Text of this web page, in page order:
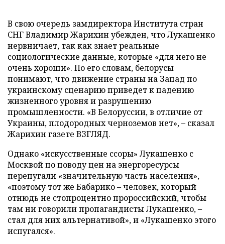
В свою очередь замдиректора Института стран
СНГ Владимир Жарихин убежден, что Лукашенко
нервничает, так как знает реальные
социологические данные, которые «для него не
очень хороши». По его словам, белорусы
понимают, что движение страны на Запад по
украинскому сценарию приведет к падению
жизненного уровня и разрушению
промышленности. «В Белоруссии, в отличие от
Украины, плодородных черноземов нет», – сказал
Жарихин газете ВЗГЛЯД.
Однако «искусственные ссоры» Лукашенко с
Москвой по поводу цен на энергоресурсы
перепугали «значительную часть населения»,
«поэтому тот же Бабарико – человек, который
отнюдь не стопроцентно пророссийский, чтобы
там ни говорили пропагандисты Лукашенко, –
стал для них альтернативой», и «Лукашенко этого
испугался».